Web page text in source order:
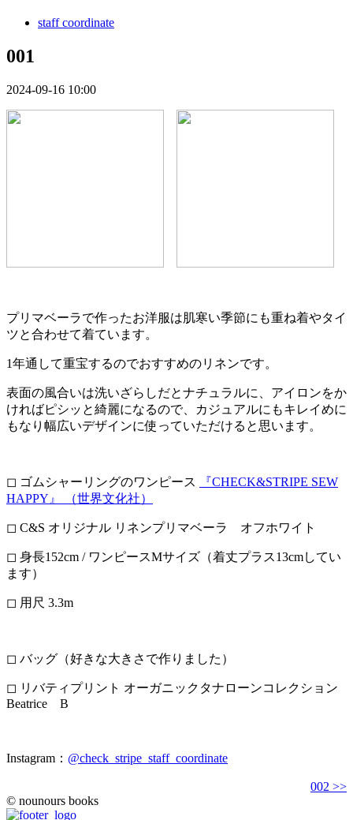
staff coordinate
001
2024-09-16 10:00
プリマベーラで作ったお洋服は肌寒い季節にも重ね着やタイ
ツと合わせて着ています。
1年通して重宝するのでおすすめのリネンです。
表面の風合いは洗いざらしだとナチュラルに、アイロンをか
ければピシッと綺麗になるので、カジュアルにもキレイめに
もなり幅広いデザインに使っていただけると思います。
◻︎ ゴムシャーリングのワンピース
『CHECK&STRIPE SEW
HAPPY』 （世界文化社）
◻︎ C&S オリジナル リネンプリマベーラ オフホワイト
◻︎ 身長152cm / ワンピースMサイズ（着丈プラス13cmしてい
ます）
◻︎ 用尺 3.3m
◻︎ バッグ（好きな大きさで作りました）
◻︎ リバティプリント オーガニックタナローンコレクション
Beatrice B
Instagram： @check_stripe_staff_coordinate
002 >>
© nounours books